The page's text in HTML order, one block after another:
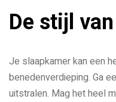
De stijl
Je slaapkamer kan een
benedenverdieping. Ga
uitstralen. Mag het heel